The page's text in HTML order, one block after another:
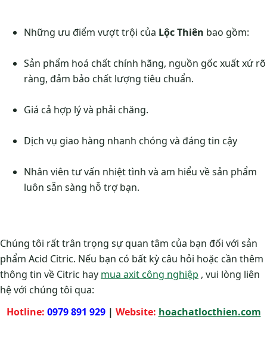
Những ưu điểm vượt trội của Lộc Thiên bao gồm:
Sản phẩm hoá chất chính hãng, nguồn gốc xuất xứ rõ
ràng, đảm bảo chất lượng tiêu chuẩn.
Giá cả hợp lý và phải chăng.
Dịch vụ giao hàng nhanh chóng và đáng tin cậy
Nhân viên tư vấn nhiệt tình và am hiểu về sản phẩm
luôn sẵn sàng hỗ trợ bạn.
Chúng tôi rất trân trọng sự quan tâm của bạn đối với sản
phẩm Acid Citric. Nếu bạn có bất kỳ câu hỏi hoặc cần thêm
thông tin về Citric hay mua axit công nghiệp , vui lòng liên
hệ với chúng tôi qua:
Hotline: 0979 891 929| Website: hoachatlocthien.com